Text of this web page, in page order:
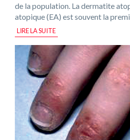
de la population. La dermatite
atopique (EA) est souvent la
LIRE LA SUITE